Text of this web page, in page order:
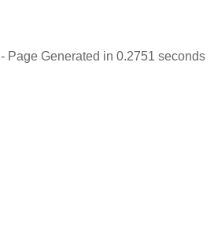
- Page Generated in 0.2751 seconds